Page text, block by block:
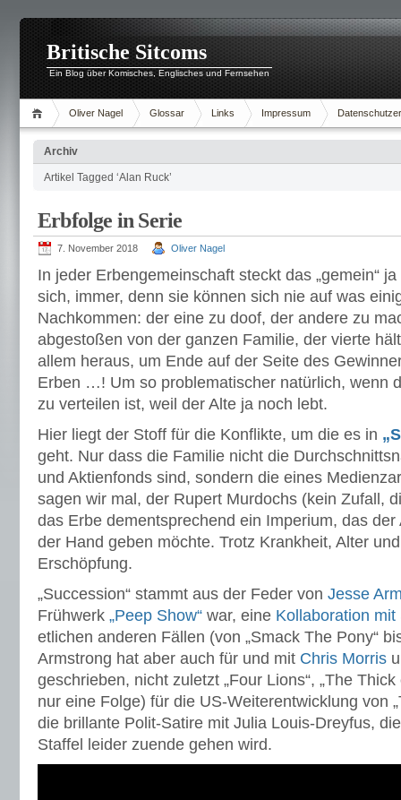
Britische Sitcoms
Ein Blog über Komisches, Englisches und Fernsehen
Oliver Nagel Glossar Links Impressum
Archiv
Artikel Tagged ‘Alan Ruck’
Erbfolge in Serie
7. November 2018 Oliver Nagel
In jeder Erbengemeinschaft steckt das „gemein“
sich, immer, denn sie können sich nie auf was
Nachkommen: der eine zu doof, der andere zu
abgestoßen von der ganzen Familie, der vierte
allem heraus, um Ende auf der Seite des
Erben …! Um so problematischer natürlich, wenn
zu verteilen ist, weil der Alte ja noch lebt.
Hier liegt der Stoff für die Konflikte, um die es in
geht. Nur dass die Familie nicht die
und Aktienfonds sind, sondern die eines
sagen wir mal, der Rupert Murdochs (kein Zufall,
das Erbe dementsprechend ein Imperium, das
der Hand geben möchte. Trotz Krankheit, Alter
Erschöpfung.
„Succession“ stammt aus der Feder von Jesse
Frühwerk „Peep Show“ war, eine Kollaboration mit
etlichen anderen Fällen (von „Smack The Pony“
Armstrong hat aber auch für und mit Chris Morris
geschrieben, nicht zuletzt „Four Lions“, „The
nur eine Folge) für die US-Weiterentwicklung von
die brillante Polit-Satire mit Julia Louis-Dreyfus,
Staffel leider zuende gehen wird.